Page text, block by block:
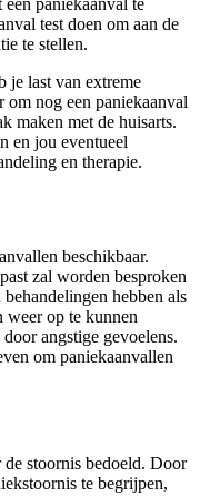
paniekaanval te
test doen om aan de
te stellen.
je last van extreme
om nog een paniekaanval
maken met de huisarts.
en jou eventueel
en therapie.
beschikbaar.
zal worden besproken
hebben als
op te kunnen
angstige gevoelens.
om paniekaanvallen
stoornis bedoeld. Door
te begrijpen,